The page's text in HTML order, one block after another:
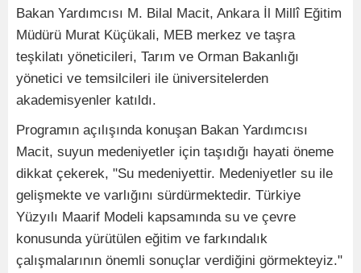
Bakan Yardımcısı M. Bilal Macit, Ankara İl Millî Eğitim
Müdürü Murat Küçükali, MEB merkez ve taşra
teşkilatı yöneticileri, Tarım ve Orman Bakanlığı
yönetici ve temsilcileri ile üniversitelerden
akademisyenler katıldı.
Programın açılışında konuşan Bakan Yardımcısı
Macit, suyun medeniyetler için taşıdığı hayati öneme
dikkat çekerek, "Su medeniyettir. Medeniyetler su ile
gelişmekte ve varlığını sürdürmektedir. Türkiye
Yüzyılı Maarif Modeli kapsamında su ve çevre
konusunda yürütülen eğitim ve farkındalık
çalışmalarının önemli sonuçlar verdiğini görmekteyiz."